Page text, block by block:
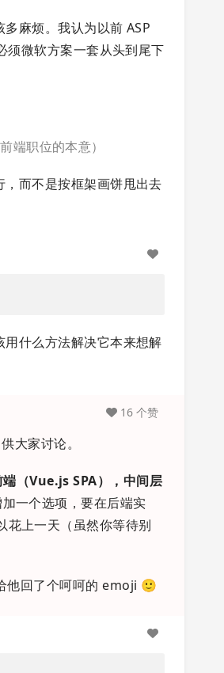
麻烦。我认为以前 ASP
须微软方案一套从头到尾下
职位的本意）
而不是按框架画饼甩出去
什么方法解决它本来想解
大家讨论。
（Vue.js SPA），中间层
一个选项，要在后端实
上一天（虽然你等待别
他回了个呵呵的 emoji 🙂
16 个赞